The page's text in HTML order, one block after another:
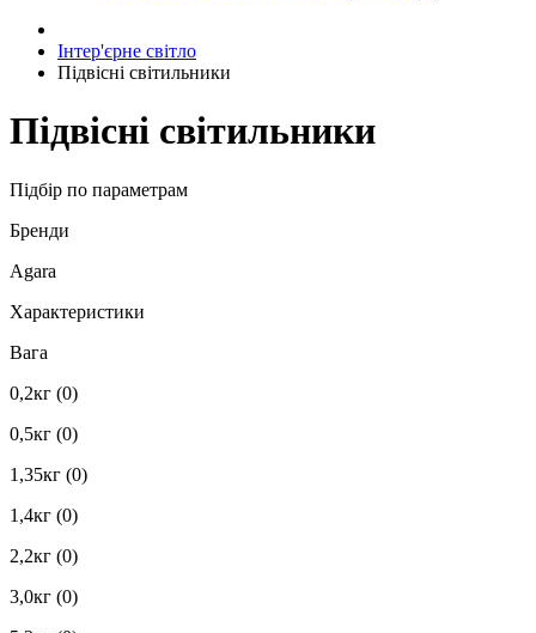
Інтер'єрне світло
Підвісні світильники
Підвісні світильники
Підбір по параметрам
Бренди
Agara
Характеристики
Вага
0,2кг (0)
0,5кг (0)
1,35кг (0)
1,4кг (0)
2,2кг (0)
3,0кг (0)